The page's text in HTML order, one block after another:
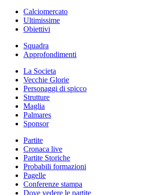
Calciomercato
Ultimissime
Obiettivi
Squadra
Approfondimenti
La Societa
Vecchie Glorie
Personaggi di spicco
Strutture
Maglia
Palmares
Sponsor
Partite
Cronaca live
Partite Storiche
Probabili formazioni
Pagelle
Conferenze stampa
Dove vedere le partite